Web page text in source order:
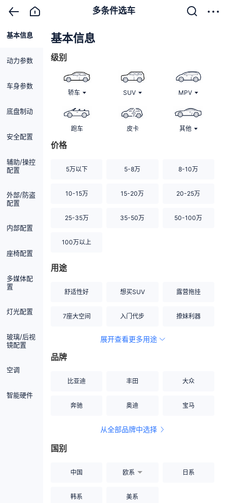
多条件选车
基本信息
动力参数
车身参数
底盘制动
安全配置
辅助/操控
配置
外部/防盗
配置
内部配置
座椅配置
多媒体配
置
灯光配置
玻璃/后视
镜配置
空调
智能硬件
基本信息
级别
轿车 SUV MPV
跑车 皮卡 其他
价格
5万以下 5-8万 8-10万
10-15万 15-20万 20-25万
25-35万 35-50万 50-100万
100万以上
用途
舒适性好 想买SUV 露营拖挂
7座大空间 入门代步 撩妹利器
空间宽敞
展开查看更多用途
品牌
比亚迪 丰田 大众
奔驰 奥迪 宝马
从全部品牌中选择
国别
中国 欧系 日系
韩系 美系